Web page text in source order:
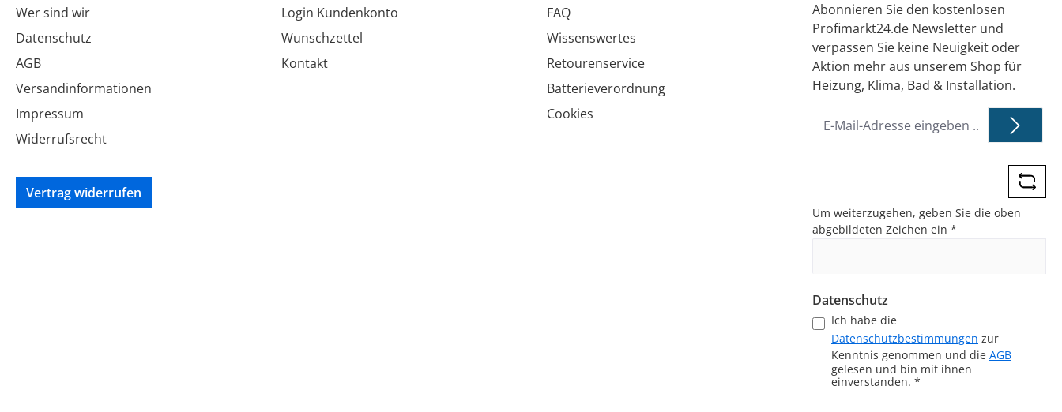
Wer sind wir
Datenschutz
AGB
Versandinformationen
Impressum
Widerrufsrecht
Vertrag widerrufen
Login Kundenkonto
Wunschzettel
Kontakt
FAQ
Wissenswertes
Retourenservice
Batterieverordnung
Cookies
Abonnieren Sie den kostenlosen
Profimarkt24.de Newsletter und
verpassen Sie keine Neuigkeit oder
Aktion mehr aus unserem Shop für
Heizung, Klima, Bad & Installation.
Mail-
Um weiterzugehen, geben Sie die oben
abgebildeten Zeichen ein *
Datenschutz
Ich habe die
Datenschutzbestimmungen zur
Kenntnis genommen und die AGB
gelesen und bin mit ihnen
einverstanden. *